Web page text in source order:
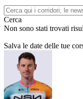
Cerca
Non sono stati trovati
Salva le date delle tue